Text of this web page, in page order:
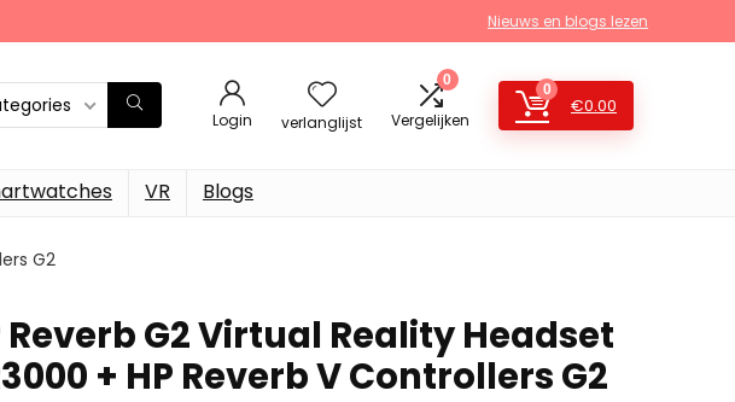
Nieuws en blogs lezen
Login verlanglijst
0
Vergelijken
0
€0.00
VR Blogs
G2
Reverb G2 Virtual Reality Headset
+ HP Reverb V Controllers G2